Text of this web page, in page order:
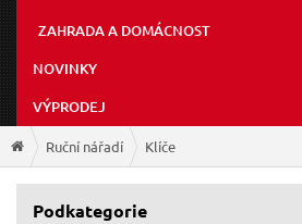
ZAHRADA A DOMÁCNOST
NOVINKY
VÝPRODEJ
Ruční nářadí Klíče
Podkategorie